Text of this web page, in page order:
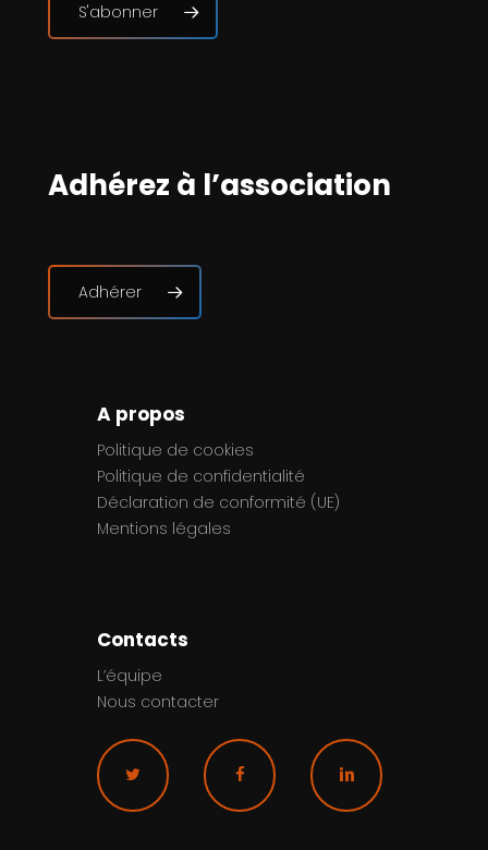
S'abonner
Adhérez à l’association
Adhérer
A propos
Politique de cookies
Politique de confidentialité
Déclaration de conformité (UE)
Mentions légales
Contacts
L’équipe
Nous contacter